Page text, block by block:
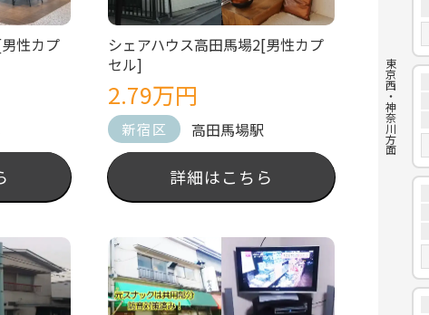
性カプ
シェアハウス高田馬場2[男性カプ
セル]
2.79万円
新宿区 高田馬場駅
詳細はこちら
東京西・神奈川方面